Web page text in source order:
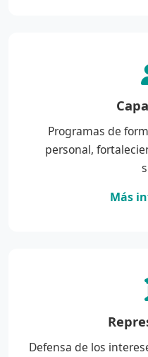
Programas de
personal,
Más
Defensa de los